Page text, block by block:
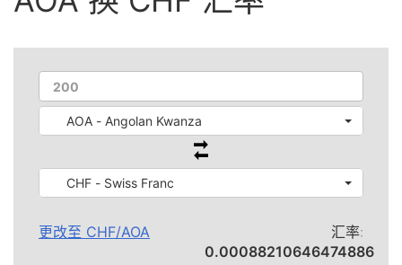
AOA - Angolan Kwanza
CHF - Swiss Franc
更改至 CHF/AOA
汇率:
0.00088210646474886